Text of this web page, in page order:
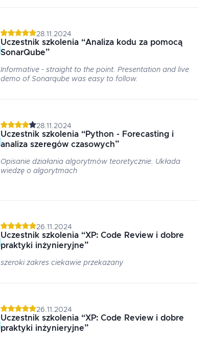
28.11.2024
Uczestnik szkolenia “Analiza kodu za pomocą
SonarQube”
Informative - straight to the point. Presentation and live
demo of Sonarqube was easy to follow.
28.11.2024
Uczestnik szkolenia “Python - Forecasting i
analiza szeregów czasowych”
Opisanie działania algorytmów teoretycznie. Układa
wiedzę o algorytmach
26.11.2024
Uczestnik szkolenia “XP: Code Review i dobre
praktyki inżynieryjne”
szeroki zakres ciekawie przekazany
26.11.2024
Uczestnik szkolenia “XP: Code Review i dobre
praktyki inżynieryjne”